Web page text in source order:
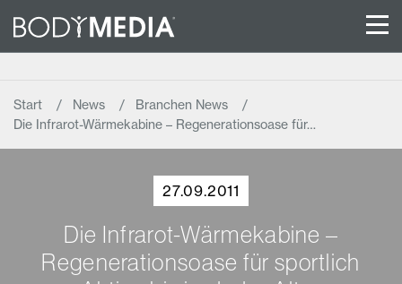
Start News
Branchen News
Die Infrarot-Wärmekabine – Regenerationsoase für…
27.09.2011
Die Infrarot-Wärmekabine –
Regenerationsoase für sportlich